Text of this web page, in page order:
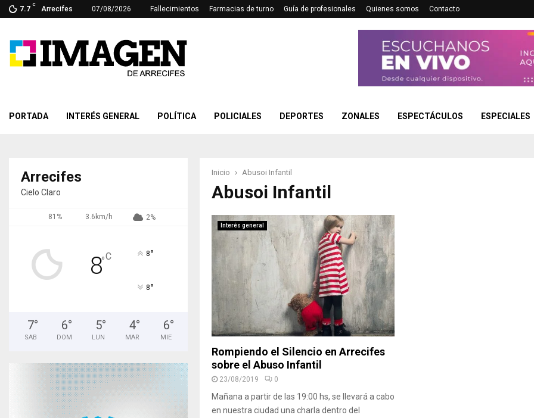
7.7
C
Arrecifes 07/08/2026 Fallecimientos Farmacias de turno Guía de profesionales Quienes somos Contacto
PORTADA INTERÉS GENERAL POLÍTICA POLICIALES DEPORTES ZONALES ESPECTÁCULOS ESPECIALES
Inicio Abusoi Infantil
Abusoi Infantil
Interés general
Rompiendo el Silencio en Arrecifes
sobre el Abuso Infantil
23/08/2019 0
Mañana a partir de las 19:00 hs, se llevará a cabo
en nuestra ciudad una charla dentro del
Arrecifes
Cielo Claro
81% 3.6km/h 2%
8°C 8°
8°
7°
SAB
6°
DOM
5°
LUN
4°
MAR
6°
MIE